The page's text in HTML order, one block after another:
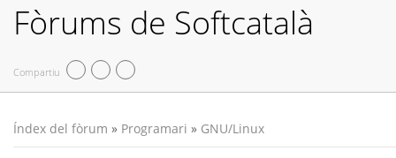
Fòrums de Softcatalà
Compartiu
Índex del fòrum » Programari » GNU/Linux